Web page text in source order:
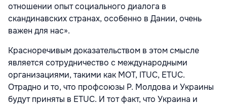
отношении опыт соци­ального диалога в
скандинавских странах, особенно в Дании, очень
важен для нас».
Красноречивым доказательством в этом смысле
является сотрудничество с меж­дународными
организациями, такими как МОТ, ITUC, ETUC.
Отрадно и то, что профсо­юзы Р. Молдова и Украины
будут приняты в ETUC. И тот факт, что Украина и